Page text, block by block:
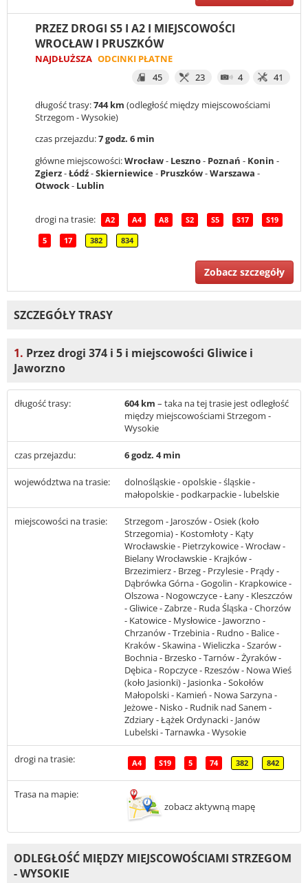
PRZEZ DROGI S5 I A2 I MIEJSCOWOŚCI
WROCŁAW I PRUSZKÓW
NAJDŁUŻSZA ODCINKI PŁATNE
45
23 4 41
długość trasy:744 km (odległość między miejscowościami
Strzegom - Wysokie)
czas przejazdu:7 godz. 6 min
główne miejscowości:Wrocław- Leszno- Poznań - Konin -
Zgierz-Łódź-Skierniewice- Pruszków-Warszawa -
Otwock- Lublin
drogi na trasie: A2 A4 A8 S2 S5 S17 S19
5 17 382 834
Zobacz szczegóły
SZCZEGÓŁY TRASY
1. Przez drogi 374 i 5 i miejscowości Gliwice i
Jaworzno
długość trasy: 604 km – taka na tej trasie jest odległość
między miejscowościami Strzegom -
Wysokie
czas przejazdu: 6 godz. 4 min
województwa na trasie:
dolnośląskie - opolskie - śląskie -
małopolskie - podkarpackie - lubelskie
miejscowości na trasie:
Strzegom - Jaroszów - Osiek (koło
Strzegomia) - Kostomłoty - Kąty
Wrocławskie - Pietrzykowice - Wrocław -
Bielany Wrocławskie - Krajków -
Brzezimierz - Brzeg - Przylesie - Prądy -
Dąbrówka Górna - Gogolin - Krapkowice -
Olszowa - Nogowczyce - Łany - Kleszczów
- Gliwice - Zabrze - Ruda Śląska - Chorzów
- Katowice - Mysłowice - Jaworzno -
Chrzanów - Trzebinia - Rudno - Balice -
Kraków - Skawina - Wieliczka - Szarów -
Bochnia - Brzesko - Tarnów - Żyraków -
Dębica - Ropczyce - Rzeszów - Nowa Wieś
(koło Jasionki) - Jasionka - Sokołów
Małopolski - Kamień - Nowa Sarzyna -
Jeżowe - Nisko - Rudnik nad Sanem -
Zdziary - Łążek Ordynacki - Janów
Lubelski - Tarnawka - Wysokie
drogi na trasie: A4 S19 5 74 382 842
Trasa na mapie:
zobacz aktywną mapę
ODLEGŁOŚĆ MIĘDZY MIEJSCOWOŚCIAMI STRZEGOM
- WYSOKIE